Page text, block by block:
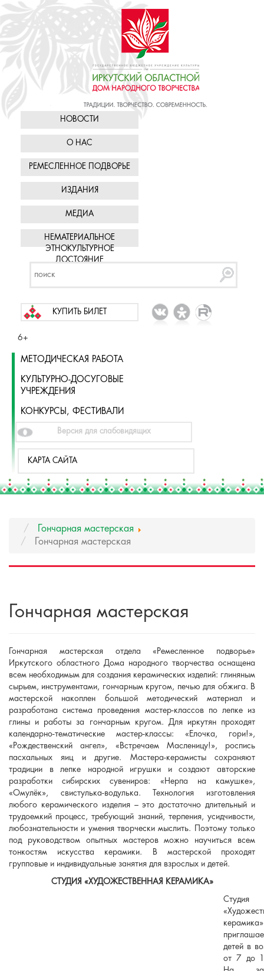
НОВОСТИ
О НАС
РЕМЕСЛЕННОЕ ПОДВОРЬЕ
ИЗДАНИЯ
МЕДИА
НЕМАТЕРИАЛЬНОЕ
ЭТНОКУЛЬТУРНОЕ
ДОСТОЯНИЕ
КУПИТЬ БИЛЕТ
6+
МЕТОДИЧЕСКАЯ РАБОТА
КУЛЬТУРНО-ДОСУГОВЫЕ
УЧРЕЖДЕНИЯ
КОНКУРСЫ, ФЕСТИВАЛИ
Версия для слабовидящих
КАРТА САЙТА
Гончарная мастерская
Гончарная мастерская
Гончарная мастерская
Гончарная мастерская отдела «Ремесленное подворье»
Иркутского областного Дома народного творчества оснащена
всем необходимым для создания керамических изделий: глиняным
сырьем, инструментами, гончарным кругом, печью для обжига. В
мастерской накоплен большой методический материал и
разработана система проведения мастер-классов по лепке из
глины и работы за гончарным кругом. Для иркутян проходят
календарно-тематические мастер-классы: «Елочка, гори!»,
«Рождественский ангел», «Встречаем Масленицу!», роспись
пасхальных яиц и другие. Мастера-керамисты сохраняют
традиции в лепке народной игрушки и создают авторские
разработки сибирских сувениров: «Нерпа на камушке»,
«Омулёк», свистулька-водулька. Технология изготовления
любого керамического изделия – это достаточно длительный и
трудоемкий процесс, требующий знаний, терпения, усидчивости,
любознательности и умения творчески мыслить. Поэтому только
под руководством опытных мастеров можно научиться всем
тонкостям искусства керамики. В мастерской проходят
групповые и индивидуальные занятия для взрослых и детей.
СТУДИЯ «ХУДОЖЕСТВЕННАЯ КЕРАМИКА»
Студия
керамика»
детей в
от 7 до